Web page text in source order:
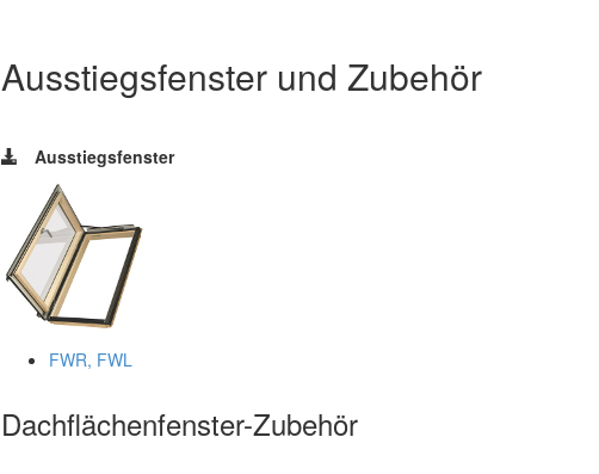
Ausstiegsfenster und Zubehör
Ausstiegsfenster
FWR, FWL
Dachflächenfenster-Zubehör